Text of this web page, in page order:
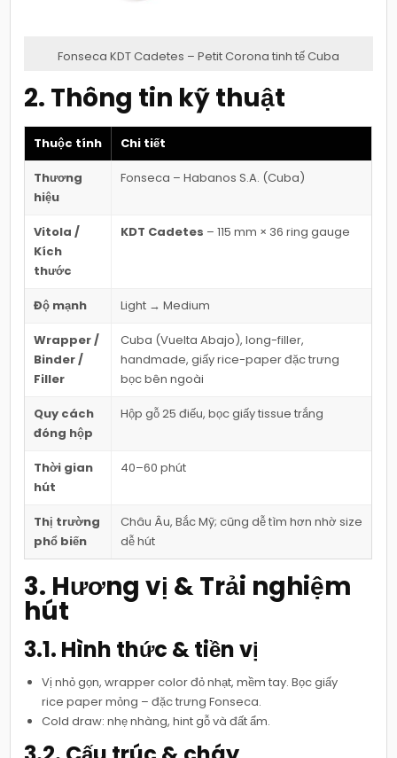
Fonseca KDT Cadetes – Petit Corona tinh tế Cuba
2. Thông tin kỹ thuật
Thuộc tính Chi tiết
Thương
hiệu
Fonseca – Habanos S.A. (Cuba)
Vitola /
Kích
thước
KDT Cadetes – 115 mm × 36 ring gauge
Độ mạnh Light → Medium
Wrapper /
Binder /
Filler
Cuba (Vuelta Abajo), long-filler,
handmade, giấy rice-paper đặc trưng
bọc bên ngoài
Quy cách
đóng hộp
Hộp gỗ 25 điếu, bọc giấy tissue trắng
Thời gian
hút
40–60 phút
Thị trường
phổ biến
Châu Âu, Bắc Mỹ; cũng dễ tìm hơn nhờ size
dễ hút
3. Hương vị & Trải nghiệm
hút
3.1. Hình thức & tiền vị
Vị nhỏ gọn, wrapper color đỏ nhạt, mềm tay. Bọc giấy
rice paper mỏng – đặc trưng Fonseca.
Cold draw: nhẹ nhàng, hint gỗ và đất ẩm.